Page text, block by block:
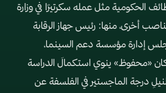
الحكومية مثل عمله سكرتيرًا في وزارة
أخرى، منها: رئيس جهاز الرقابة
إدارة مؤسسة دعم السينما،
كان «محفوظ» ينوي استكمالَ الدراسة
درجة الماجستير في الفلسفة عن